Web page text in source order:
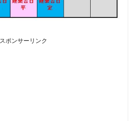
スポンサーリンク